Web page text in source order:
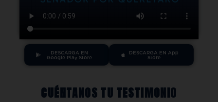
DESCARGA EN
Google Play Store
DESCARGA EN App
Store
CUÉNTANOS TU TESTIMONIO